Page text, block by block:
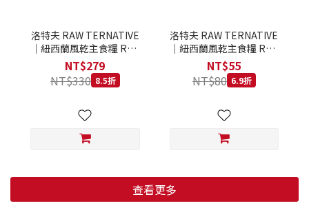
洛特夫 RAW TERNATIVE
｜紐西蘭風乾主食糧 RT3
羊肉 142g｜風乾主食糧 羊
肉 全齡犬 狗飼料
NT$279
NT$330 8.5折
洛特夫 RAW TERNATIVE
｜紐西蘭風乾主食糧 RT1
牛肉 25g｜風乾主食糧 牛
肉 全齡犬 狗飼料
NT$55
NT$80 6.9折
查看更多